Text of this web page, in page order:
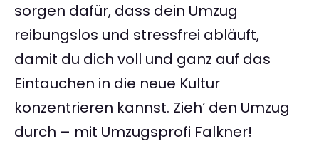
sorgen dafür, dass dein Umzug
reibungslos und stressfrei abläuft,
damit du dich voll und ganz auf das
Eintauchen in die neue Kultur
konzentrieren kannst. Zieh‘ den Umzug
durch – mit Umzugsprofi Falkner!